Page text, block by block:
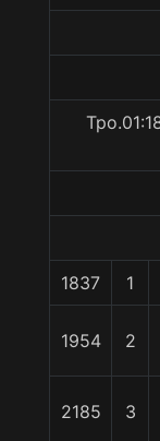
1837 1
1954 2
2185 3